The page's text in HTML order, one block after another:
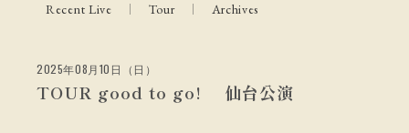
Recent Live Tour Archives
2025年08月10日（日）
TOUR good to go! 仙台公演